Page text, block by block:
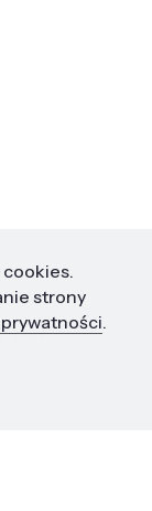
PAN
cookies.
strony
.